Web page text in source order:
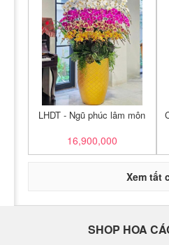
LHDT - Ngũ phúc lâm môn
16,900,000
Xem tất
SHOP HOA